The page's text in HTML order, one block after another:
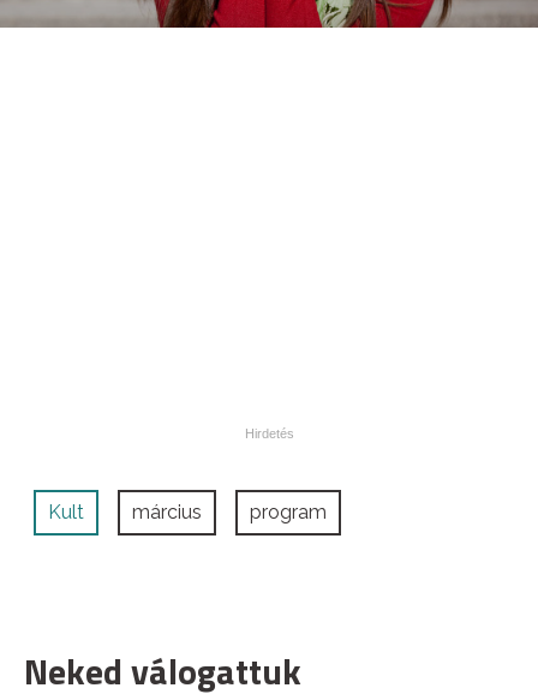
Kult március program
Neked válogattuk